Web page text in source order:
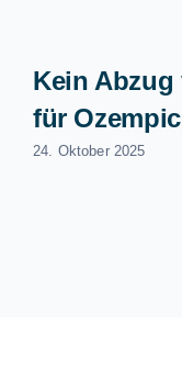
Kein
für
24. Oktober 2025